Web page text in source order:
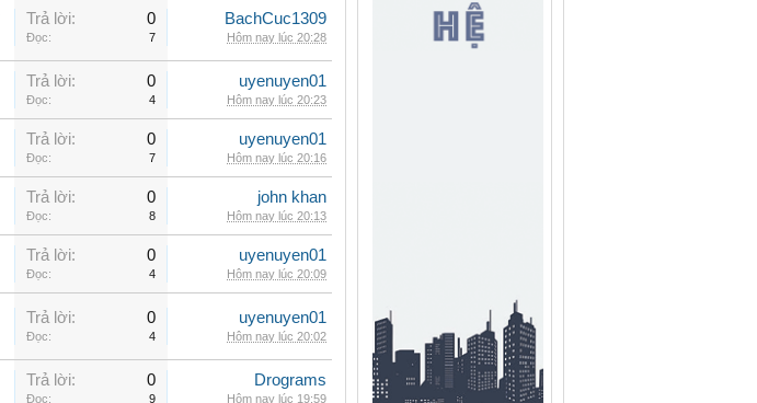
Trả lời: 0
Đọc: 7
BachCuc1309
Hôm nay lúc 20:28
Trả lời: 0
Đọc: 4
uyenuyen01
Hôm nay lúc 20:23
Trả lời: 0
Đọc: 7
uyenuyen01
Hôm nay lúc 20:16
Trả lời: 0
Đọc: 8
john khan
Hôm nay lúc 20:13
Trả lời: 0
Đọc: 4
uyenuyen01
Hôm nay lúc 20:09
Trả lời: 0
Đọc: 4
uyenuyen01
Hôm nay lúc 20:02
Trả lời: 0
Đọc: 9
Drograms
Hôm nay lúc 19:59